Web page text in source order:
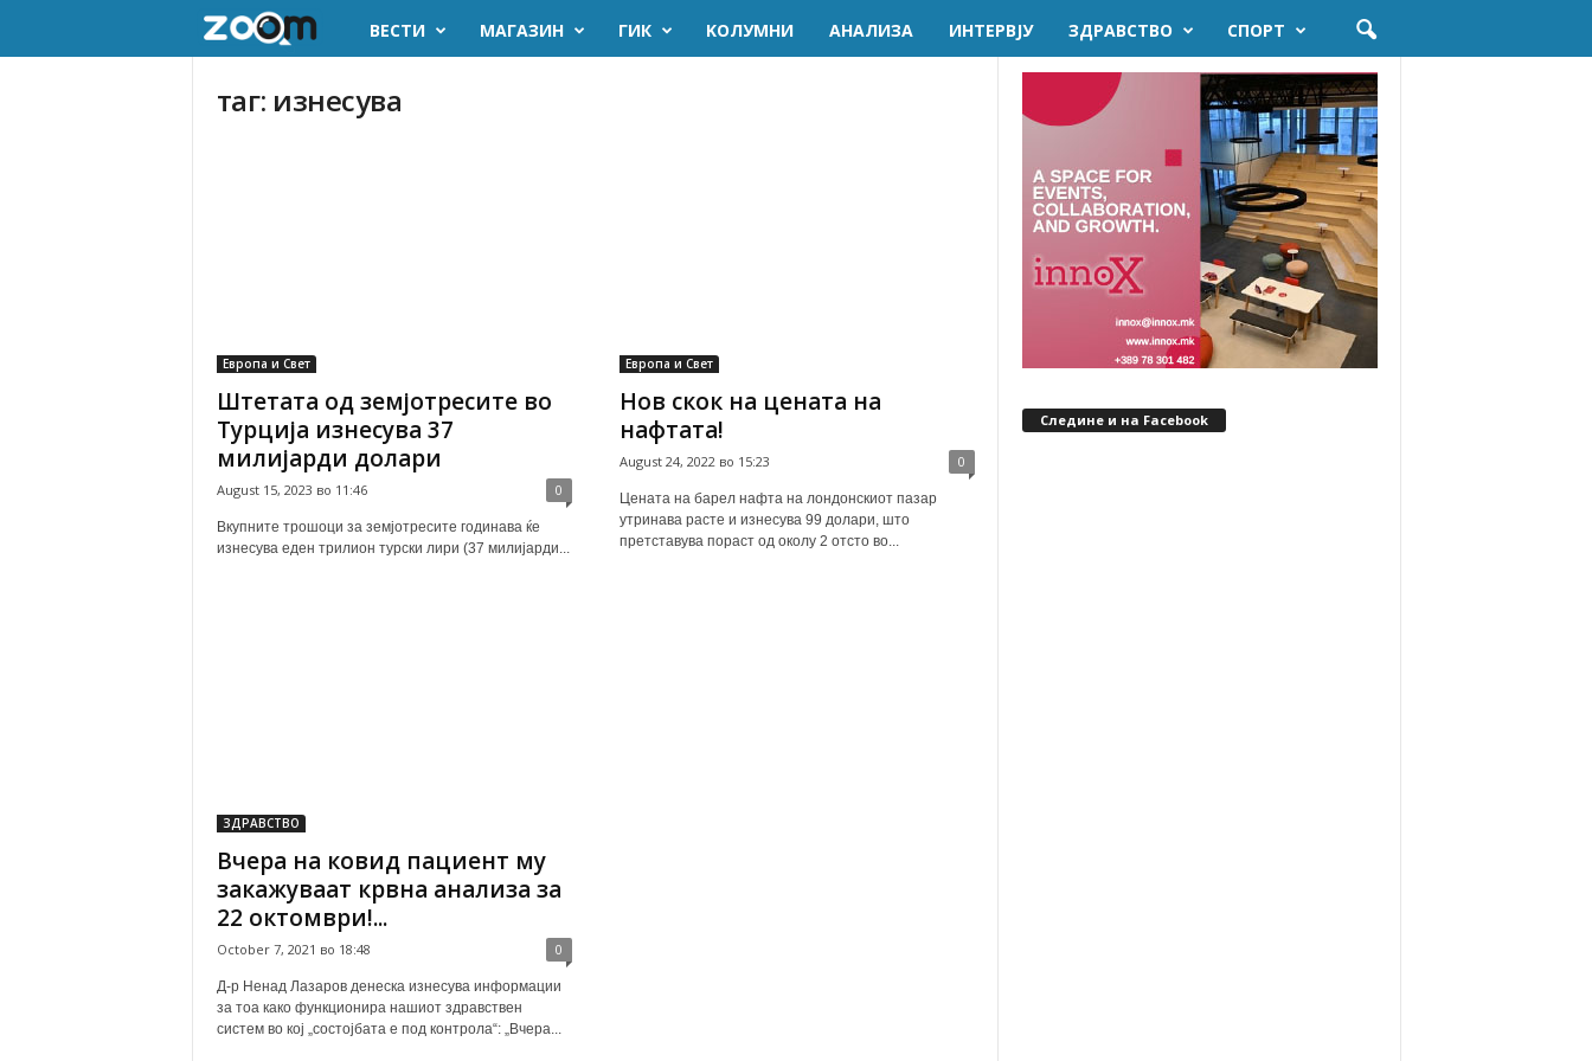
ВЕСТИ МАГАЗИН ГИК KОЛУМНИ AНАЛИЗА ИНТЕРВЈУ ЗДРАВСТВО СПОРТ
таг: изнесува
Европа и Свет
Штетата од земјотресите во
Турција изнесува 37
милијарди долари
August 15, 2023 во 11:46 0
Вкупните трошоци за земјотресите годинава ќе
изнесува еден трилион турски лири (37 милијарди...
Европа и Свет
Нов скок на цената на
нафтата!
August 24, 2022 во 15:23 0
Цената на барел нафта на лондонскиот пазар
утринава расте и изнесува 99 долари, што
претставува пораст од околу 2 отсто во...
ЗДРАВСТВО
Вчера на ковид пациент му
закажуваат крвна анализа за
22 октомври!...
October 7, 2021 во 18:48 0
Д-р Ненад Лазаров денеска изнесува информации
за тоа како функционира нашиот здравствен
систем во кој „состојбата е под контрола“: „Вчера...
Следине и на Facebook